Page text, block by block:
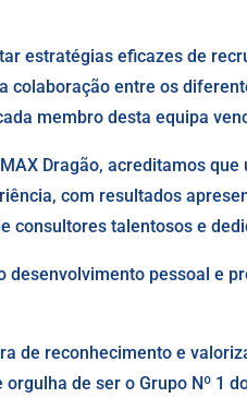
estratégias eficazes de
colaboração entre os
membro desta equipa
Dragão, acreditamos
com resultados
consultores talentosos e
desenvolvimento pessoal e
de reconhecimento e
orgulha de ser o Grupo Nº 1